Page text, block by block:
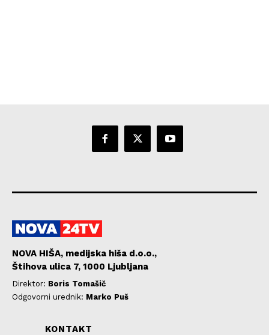
NOVA HIŠA, medijska hiša d.o.o.,
Štihova ulica 7, 1000 Ljubljana
Direktor: Boris Tomašič
Odgovorni urednik: Marko Puš
KONTAKT